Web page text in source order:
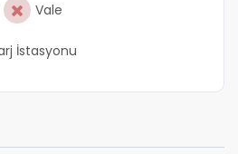
Vale
İstasyonu